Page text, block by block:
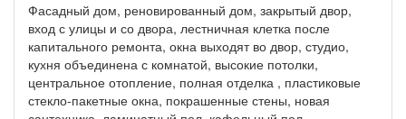
Фасадный дом, реновированный дом, закрытый двор,
вход с улицы и со двора, лестничная клетка после
капитального ремонта, окна выходят во двор, студио,
кухня объединена с комнатой, высокие потолки,
центральное отопление, полная отделка , пластиковые
стекло-пакетные окна, покрашенные стены, новая